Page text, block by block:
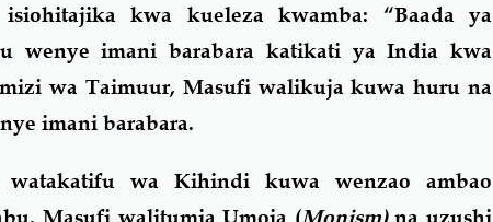
kwa kueleza kwamba: “Baada ya
wenye imani barabara katikati ya India kwa
wa Taimuur, Masufi walikuja kuwa huru na
imani barabara.
wa Kihindi kuwa wenzao ambao
Masufi walitumia Umoja (Monism)na uzushi